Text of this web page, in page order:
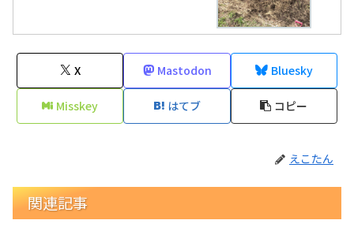
X Mastodon Bluesky
Misskey はてブ コピー
えこたん
関連記事